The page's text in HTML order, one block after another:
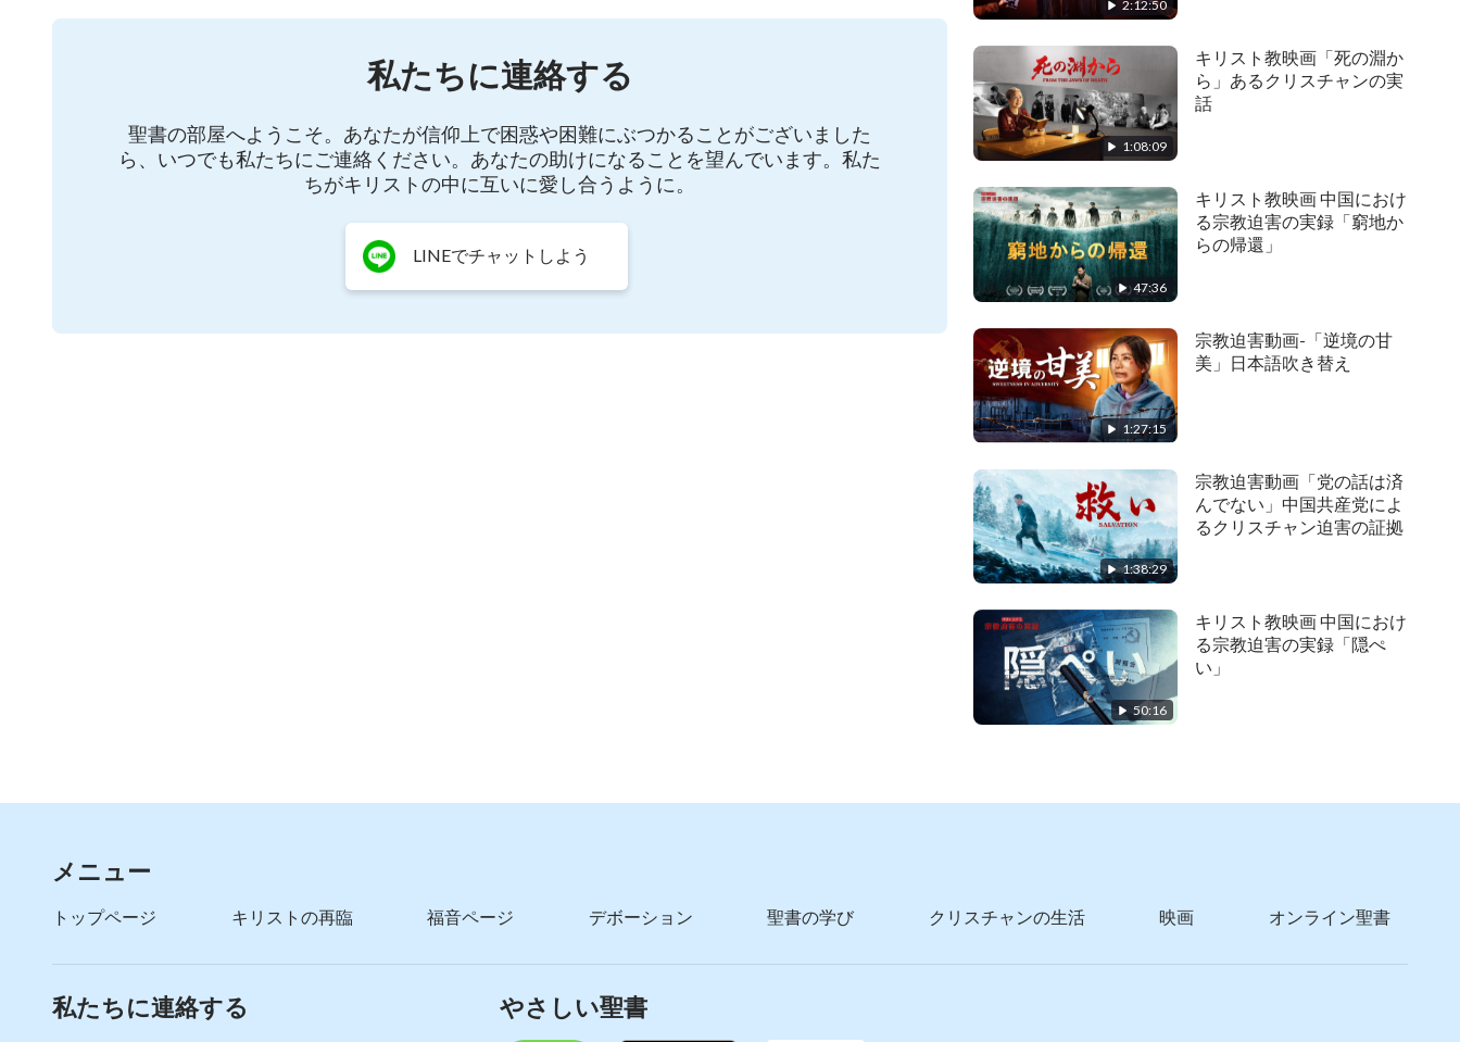
よる恐怖の支配に苦しみ、何度も取り締まりを受け逮捕されます。兄弟姉妹の中には逮捕後、残虐な
拷問を受ける者もいます。暴行を受けて命を落とした者もいれば、十年以上の懲役刑を宣告された者
もいるのです。2012年末、李晨曦は福音を広めていた際に再び逮捕され、四ヵ月にわたる尋問、自白
を引き出す試み、そして洗脳を経験するのです。
私たちに連絡する
聖書の部屋へようこそ。あなたが信仰上で困惑や困難にぶつかることがございました
ら、いつでも私たちにご連絡ください。あなたの助けになることを望んでいます。私た
ちがキリストの中に互いに愛し合うように。
LINEでチャットしよう
2:12:50
1:08:09
キリスト教映画「死の淵か
ら」あるクリスチャンの実
話
47:36
キリスト教映画 中国におけ
る宗教迫害の実録「窮地か
らの帰還」
1:27:15
宗教迫害動画-「逆境の甘
美」日本語吹き替え
1:38:29
宗教迫害動画「党の話は済
んでない」中国共産党によ
るクリスチャン迫害の証拠
50:16
キリスト教映画 中国におけ
る宗教迫害の実録「隠ぺ
い」
メニュー
トップページ キリストの再臨 福音ページ デボーション 聖書の学び クリスチャンの生活 映画 オンライン聖書
私たちに連絡する やさしい聖書